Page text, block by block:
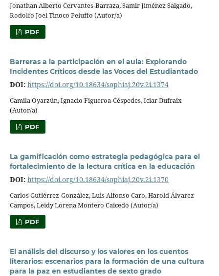
Jonathan Alberto Cervantes-Barraza, Samir Jiménez Salgado,
Rodolfo Joel Tinoco Peluffo (Autor/a)
PDF
Barreras a la participación en el aula: Explorando
Incidentes Críticos desde las Voces del Estudiantado
DOI: https://doi.org/10.18634/sophiaj.20v.2i.1374
Camila Oyarzún, Ignacio Figueroa-Céspedes, Iciar Dufraix
(Autor/a)
PDF
La gamificación como estrategia pedagógica para el
fortalecimiento de la lectura crítica en la educación
DOI: https://doi.org/10.18634/sophiaj.20v.2i.1370
Carlos Gutiérrez-González, Luis Alfonso Caro, Harold Álvarez
Campos, Leidy Lorena Montero Caicedo (Autor/a)
PDF
El análisis del discurso y los valores en los cuentos
literarios: escenarios para la formación de una cultura
para la paz en estudiantes de sexto grado